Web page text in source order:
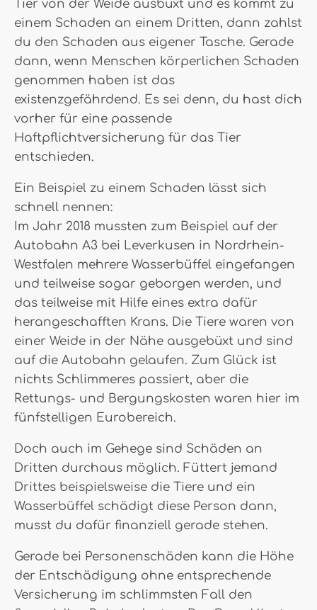
Tier von der Weide ausbüxt und es kommt zu
einem Schaden an einem Dritten, dann zahlst
du den Schaden aus eigener Tasche. Gerade
dann, wenn Menschen körperlichen Schaden
genommen haben ist das
existenzgefährdend. Es sei denn, du hast dich
vorher für eine passende
Haftpflichtversicherung für das Tier
entschieden.
Ein Beispiel zu einem Schaden lässt sich
schnell nennen:
Im Jahr 2018 mussten zum Beispiel auf der
Autobahn A3 bei Leverkusen in Nordrhein-
Westfalen mehrere Wasserbüffel eingefangen
und teilweise sogar geborgen werden, und
das teilweise mit Hilfe eines extra dafür
herangeschafften Krans. Die Tiere waren von
einer Weide in der Nähe ausgebüxt und sind
auf die Autobahn gelaufen. Zum Glück ist
nichts Schlimmeres passiert, aber die
Rettungs- und Bergungskosten waren hier im
fünfstelligen Eurobereich.
Doch auch im Gehege sind Schäden an
Dritten durchaus möglich. Füttert jemand
Drittes beispielsweise die Tiere und ein
Wasserbüffel schädigt diese Person dann,
musst du dafür finanziell gerade stehen.
Gerade bei Personenschäden kann die Höhe
der Entschädigung ohne entsprechende
Versicherung im schlimmsten Fall den